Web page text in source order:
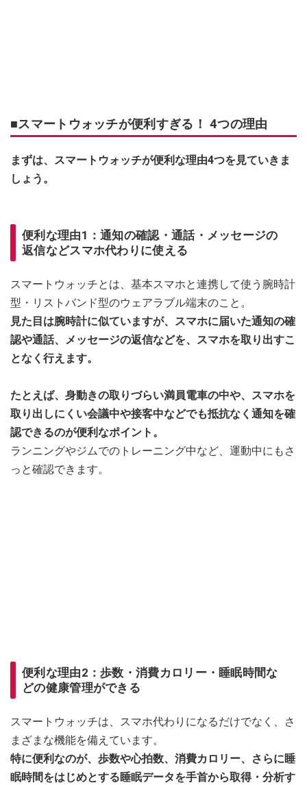
■スマートウォッチが便利すぎる！ 4つの理由
まずは、スマートウォッチが便利な理由4つを見ていきま
しょう。
便利な理由1：通知の確認・通話・メッセージの
返信などスマホ代わりに使える
スマートウォッチとは、基本スマホと連携して使う腕時計
型・リストバンド型のウェアラブル端末のこと。
見た目は腕時計に似ていますが、スマホに届いた通知の確
認や通話、メッセージの返信などを、スマホを取り出すこ
となく行えます。
たとえば、身動きの取りづらい満員電車の中や、スマホを
取り出しにくい会議中や接客中などでも抵抗なく通知を確
認できるのが便利なポイント。
ランニングやジムでのトレーニング中など、運動中にもさ
っと確認できます。
便利な理由2：歩数・消費カロリー・睡眠時間な
どの健康管理ができる
スマートウォッチは、スマホ代わりになるだけでなく、さ
まざまな機能を備えています。
特に便利なのが、歩数や心拍数、消費カロリー、さらに睡
眠時間をはじめとする睡眠データを手首から取得・分析す